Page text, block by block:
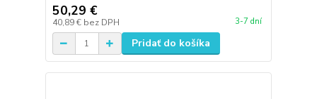
50,29 €
40,89 € bez DPH 3-7 dní
Pridať do košíka